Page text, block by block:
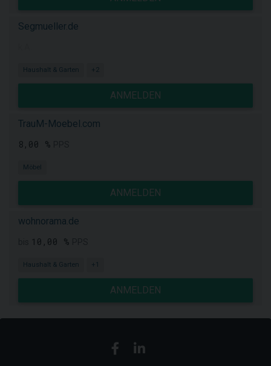
Segmueller.de
Haushalt & Garten +2
ANMELDEN
TrauM-Moebel.com
8,00 %
Möbel
ANMELDEN
wohnorama.de
10,00 %
Haushalt & Garten +1
ANMELDEN